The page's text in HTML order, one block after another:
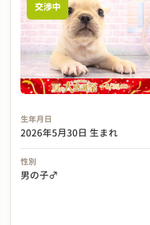
交渉中
生年月日
2026年5月30日 生まれ
性別
男の子♂